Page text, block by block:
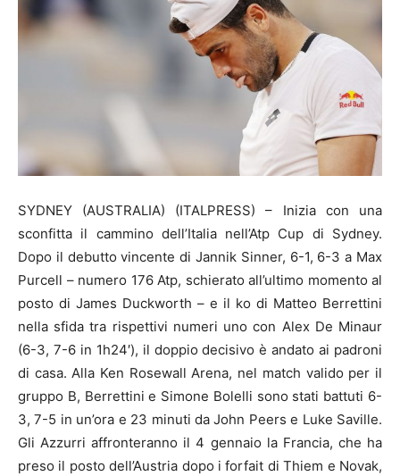
SYDNEY (AUSTRALIA) (ITALPRESS) – Inizia con una
sconfitta il cammino dell’Italia nell’Atp Cup di Sydney.
Dopo il debutto vincente di Jannik Sinner, 6-1, 6-3 a Max
Purcell – numero 176 Atp, schierato all’ultimo momento al
posto di James Duckworth – e il ko di Matteo Berrettini
nella sfida tra rispettivi numeri uno con Alex De Minaur
(6-3, 7-6 in 1h24′), il doppio decisivo è andato ai padroni
di casa. Alla Ken Rosewall Arena, nel match valido per il
gruppo B, Berrettini e Simone Bolelli sono stati battuti 6-
3, 7-5 in un’ora e 23 minuti da John Peers e Luke Saville.
Gli Azzurri affronteranno il 4 gennaio la Francia, che ha
preso il posto dell’Austria dopo i forfait di Thiem e Novak,